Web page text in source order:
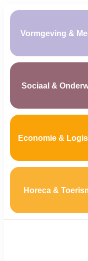
Vormgeving &
Sociaal &
Economie &
Horeca &